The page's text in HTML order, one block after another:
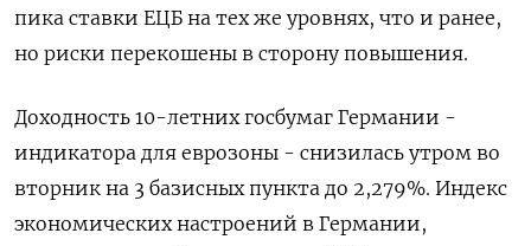
пика ставки ЕЦБ на тех же уровнях, что и ранее,
но риски перекошены в сторону повышения.
Доходность 10-летних госбумаг Германии -
индикатора для еврозоны - снизилась утром во
вторник на 3 базисных пункта до 2,279%. Индекс
экономических настроений в Германии,